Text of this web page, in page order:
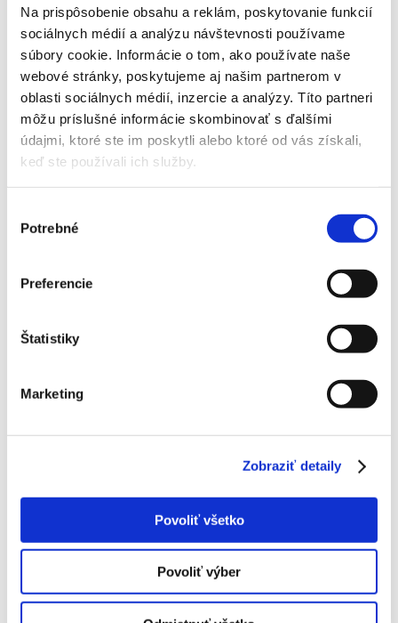
Na prispôsobenie obsahu a reklám, poskytovanie funkcií
sociálnych médií a analýzu návštevnosti používame
súbory cookie. Informácie o tom, ako používate naše
webové stránky, poskytujeme aj našim partnerom v
oblasti sociálnych médií, inzercie a analýzy. Títo partneri
môžu príslušné informácie skombinovať s ďalšími
údajmi, ktoré ste im poskytli alebo ktoré od vás získali,
keď ste používali ich služby.
súhlasu
Potrebné
Preferencie
Štatistiky
Marketing
Zobraziť detaily
Povoliť všetko
Povoliť výber
Minerálne
Organo-minerálne
Ostatné
Prírodné
Granulované
Kvapalné
Trávnikové
Ostatné
Prípravky proti škodcom
Dekorácie
Plastové kvetináče
Mulčovacie fólie
Izbové rastliny
Ručné záhradné náradie
Pílky a sekery
Čistiace nástroje
Rada Hobby